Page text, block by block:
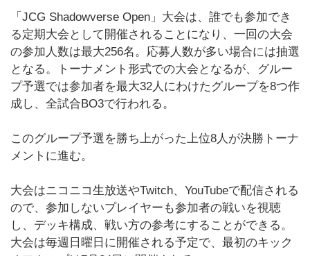
「JCG Shadowverse Open」大会は、誰でも参加でき
る定期大会として開催されることになり、一回の大会
の参加人数は最大256名。応募人数が多い場合には抽選
となる。トーナメント形式での大会となるが、グルー
プ予選では参加者を最大32人にわけたグループを8つ作
成し、全試合BO3で行われる。
このグループ予選を勝ち上がった上位8人が決勝トーナ
メントに進む。
大会はニコニコ生放送やTwitch、YouTubeで配信される
ので、参加しないプレイヤーも参加者の戦いを視聴
し、デッキ構成、戦い方の参考にすることができる。
大会は毎週日曜日に開催される予定で、最初のキック